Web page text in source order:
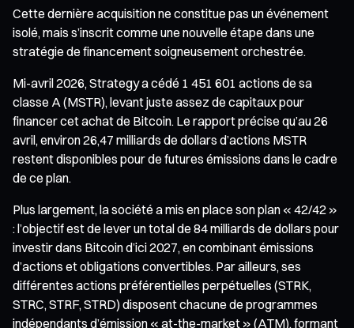
Cette dernière acquisition ne constitue pas un événement
isolé, mais s’inscrit comme une nouvelle étape dans une
stratégie de financement soigneusement orchestrée.
Mi-avril 2026, Strategy a cédé 1 451 601 actions de sa
classe A (MSTR), levant juste assez de capitaux pour
financer cet achat de Bitcoin. Le rapport précise qu’au 26
avril, environ 26,47 milliards de dollars d’actions MSTR
restent disponibles pour de futures émissions dans le cadre
de ce plan.
Plus largement, la société a mis en place son plan « 42/42 »
: l’objectif est de lever un total de 84 milliards de dollars pour
investir dans Bitcoin d’ici 2027, en combinant émissions
d’actions et obligations convertibles. Par ailleurs, ses
différentes actions préférentielles perpétuelles (STRK,
STRC, STRF, STRD) disposent chacune de programmes
indépendants d’émission « at-the-market » (ATM), formant